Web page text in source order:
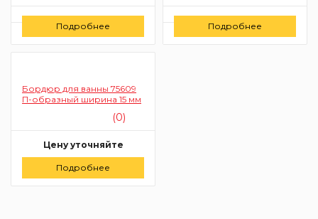
Заказать
Подробнее
Заказать
Подробнее
Бордюр для ванны 75609
П-образный ширина 15 мм
(0)
Цену уточняйте
Заказать
Подробнее